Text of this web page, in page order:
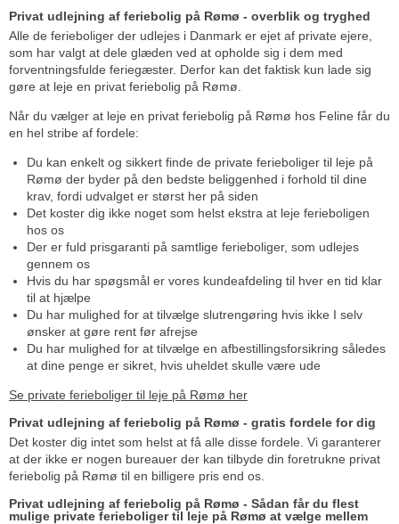
Privat udlejning af feriebolig på Rømø - overblik og tryghed
Alle de ferieboliger der udlejes i Danmark er ejet af private ejere,
som har valgt at dele glæden ved at opholde sig i dem med
forventningsfulde feriegæster. Derfor kan det faktisk kun lade sig
gøre at leje en privat feriebolig på Rømø.
Når du vælger at leje en privat feriebolig på Rømø hos Feline får du
en hel stribe af fordele:
Du kan enkelt og sikkert finde de private ferieboliger til leje på
Rømø der byder på den bedste beliggenhed i forhold til dine
krav, fordi udvalget er størst her på siden
Det koster dig ikke noget som helst ekstra at leje ferieboligen
hos os
Der er fuld prisgaranti på samtlige ferieboliger, som udlejes
gennem os
Hvis du har spøgsmål er vores kundeafdeling til hver en tid klar
til at hjælpe
Du har mulighed for at tilvælge slutrengøring hvis ikke I selv
ønsker at gøre rent før afrejse
Du har mulighed for at tilvælge en afbestillingsforsikring således
at dine penge er sikret, hvis uheldet skulle være ude
Se private ferieboliger til leje på Rømø her
Privat udlejning af feriebolig på Rømø - gratis fordele for dig
Det koster dig intet som helst at få alle disse fordele. Vi garanterer
at der ikke er nogen bureauer der kan tilbyde din foretrukne privat
feriebolig på Rømø til en billigere pris end os.
Privat udlejning af feriebolig på Rømø - Sådan får du flest
mulige private ferieboliger til leje på Rømø at vælge mellem